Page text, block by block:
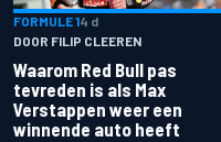
FORMULE 14 d
DOOR FILIP CLEEREN
Waarom Red Bull pas
tevreden is als Max
Verstappen weer een
winnende auto heeft